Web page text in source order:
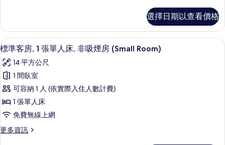
相
片
Room
的
詳
選擇日期以查看價格
顯
示
標
準
客
房,
張
標準客房, 1 張單人床, 非吸煙房
5
標準客房, 1 張單人床, 非吸煙房 (Small Room)
14 平方公尺
1 間臥室
可容納 1 人 (依實際入住人數計費)
1 張單人床
免費無線上網
更多資訊
更